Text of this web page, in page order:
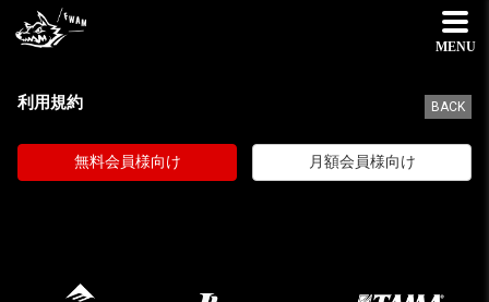
MENU
利用規約 BACK
無料会員様向け 月額会員様向け